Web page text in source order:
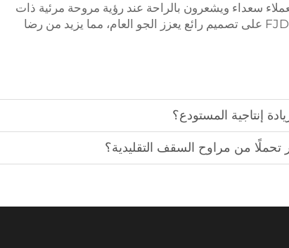
سعداء ويشعرون بالراحة عند رؤية مروحة مرئية ذات
جودة عالية. تحتوي مراوح HVLS من FJDIAMOND على تصميم رائع يعزز الجو العام، مما يزيد من رضا